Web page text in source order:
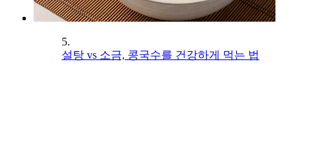
5.
설탕 vs 소금, 콩국수를 건강하게 먹는 법